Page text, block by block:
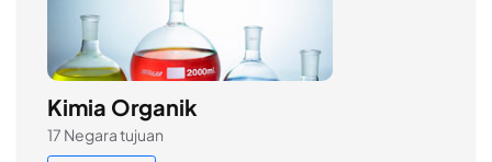
Kimia Organik
17 Negara tujuan